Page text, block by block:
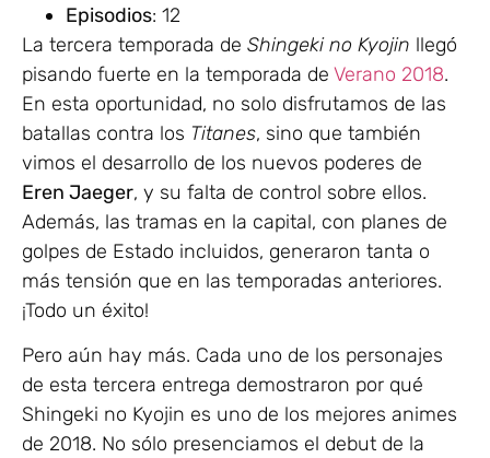
Episodios: 12
La tercera temporada de Shingeki no Kyojin llegó
pisando fuerte en la temporada de Verano 2018.
En esta oportunidad, no solo disfrutamos de las
batallas contra los Titanes, sino que también
vimos el desarrollo de los nuevos poderes de
Eren Jaeger, y su falta de control sobre ellos.
Además, las tramas en la capital, con planes de
golpes de Estado incluidos, generaron tanta o
más tensión que en las temporadas anteriores.
¡Todo un éxito!
Pero aún hay más. Cada uno de los personajes
de esta tercera entrega demostraron por qué
Shingeki no Kyojin es uno de los mejores animes
de 2018. No sólo presenciamos el debut de la